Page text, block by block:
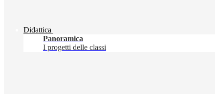
Didattica
Panoramica
I progetti delle classi